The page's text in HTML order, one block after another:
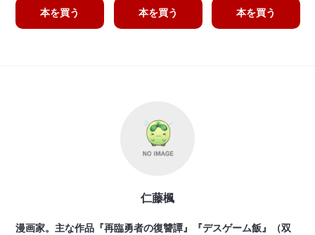
本を買う 本を買う 本を買う
仁藤楓
漫画家。主な作品『再臨勇者の復讐譚』『デスゲーム飯』（双